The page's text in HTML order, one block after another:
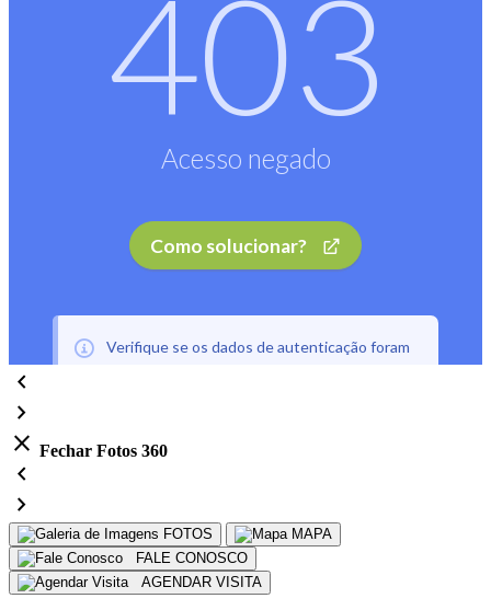
chevron_left
navigate_next
close Fechar Fotos 360
chevron_left
navigate_next
FOTOS
MAPA
FALE CONOSCO
AGENDAR VISITA